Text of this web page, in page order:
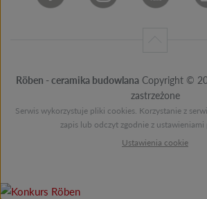
Röben - ceramika budowlana Copyright ©
zastrzeżone
Serwis wykorzystuje pliki cookies. Korzystanie z
zapis lub odczyt zgodnie z ustawieniami
Ustawienia cookie